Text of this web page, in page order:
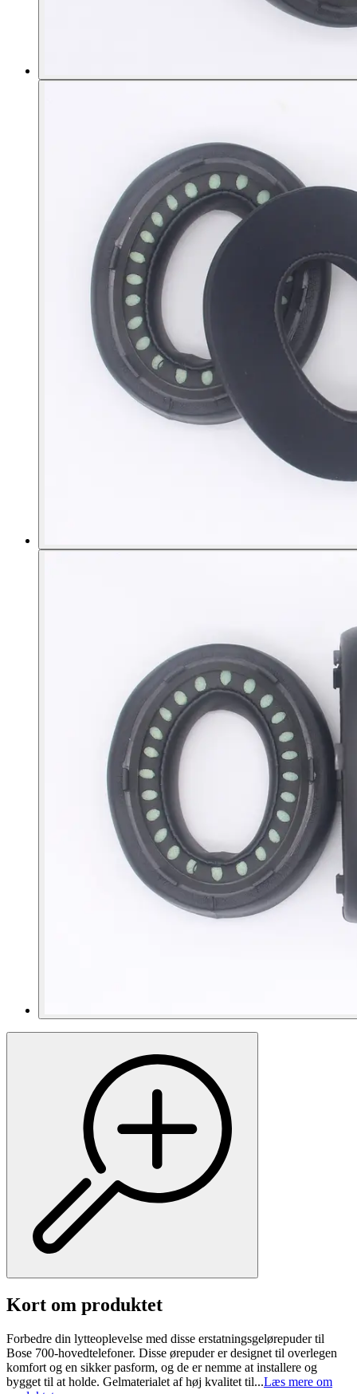
Kort om produktet
Forbedre din lytteoplevelse med disse erstatningsgelørepuder til
Bose 700-hovedtelefoner. Disse ørepuder er designet til overlegen
komfort og en sikker pasform, og de er nemme at installere og
bygget til at holde. Gelmaterialet af høj kvalitet til...Læs mere om